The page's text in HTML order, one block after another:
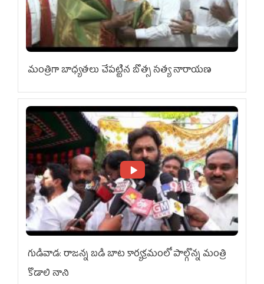
మంత్రిగా బాధ్యతలు చేపట్టిన బొత్స సత్య నారాయణ
గుడివాడ: రాజన్న బడి బాట కార్యక్రమంలో పాల్గొన్న మంత్రి
కొడాలి నాని